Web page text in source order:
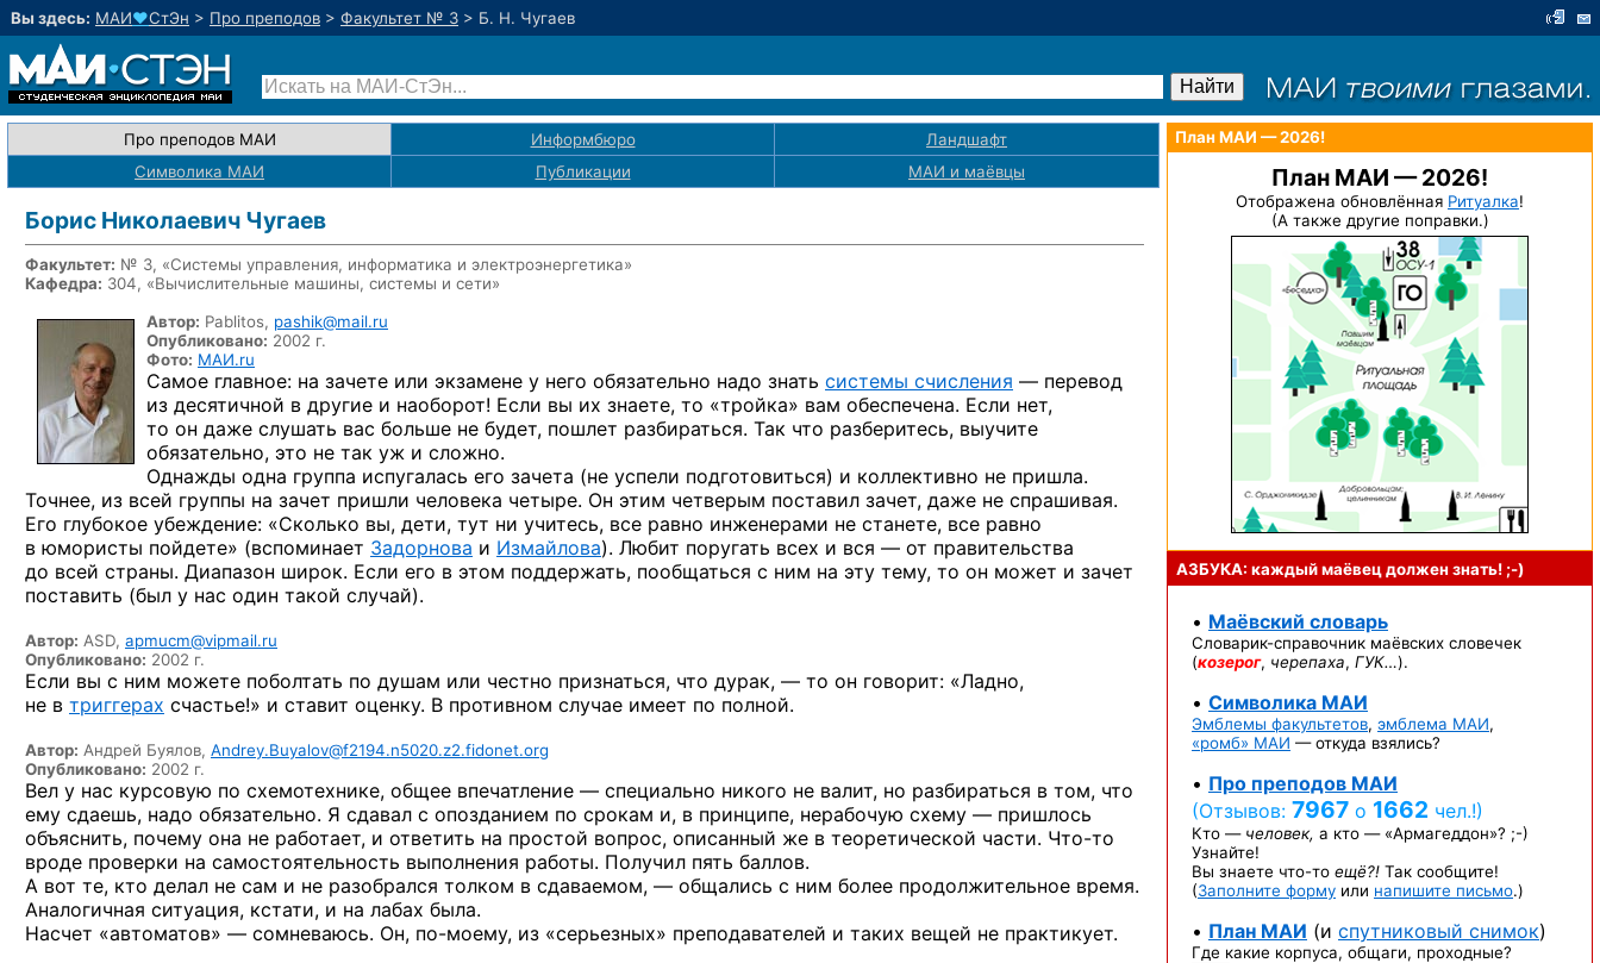
Вы здесь: МАИ♥СтЭн > Про преподов > Факультет № 3 > Б. Н. Чугаев
Про преподов МАИ Информбюро
Ландшафт
Символика МАИ
Публикации МАИ и маёвцы
Борис Николаевич Чугаев
Факультет: № 3, «Системы управления, информатика и электроэнергетика»
Кафедра: 304, «Вычислительные машины, системы и сети»
Автор: Pablitos, pashik@mail.ru
Опубликовано: 2002 г.
Фото: МАИ.ru
Самое главное: на зачете или экзамене у него обязательно надо знать системы счисления — перевод
из десятичной в другие и наоборот! Если вы их знаете, то «тройка» вам обеспечена. Если нет,
то он даже слушать вас больше не будет, пошлет разбираться. Так что разберитесь, выучите
обязательно, это не так уж и сложно.
Однажды одна группа испугалась его зачета (не успели подготовиться) и коллективно не пришла.
Точнее, из всей группы на зачет пришли человека четыре. Он этим четверым поставил зачет, даже не спрашивая.
Его глубокое убеждение: «Сколько вы, дети, тут ни учитесь, все равно инженерами не станете, все равно
в юмористы пойдете» (вспоминает Задорнова и Измайлова). Любит поругать всех и вся — от правительства
до всей страны. Диапазон широк. Если его в этом поддержать, пообщаться с ним на эту тему, то он может и зачет
поставить (был у нас один такой случай).
Автор: ASD, apmucm@vipmail.ru
Опубликовано: 2002 г.
Если вы с ним можете поболтать по душам или честно признаться, что дурак, — то он говорит: «Ладно,
не в триггерах счастье!» и ставит оценку. В противном случае имеет по полной.
Автор: Андрей Буялов, Andrey.Buyalov@f2194.n5020.z2.fidonet.org
Опубликовано: 2002 г.
Вел у нас курсовую по схемотехнике, общее впечатление — специально никого не валит, но разбираться в том, что
ему сдаешь, надо обязательно. Я сдавал с опозданием по срокам и, в принципе, нерабочую схему — пришлось
объяснить, почему она не работает, и ответить на простой вопрос, описанный же в теоретической части. Что-то
вроде проверки на самостоятельность выполнения работы. Получил пять баллов.
А вот те, кто делал не сам и не разобрался толком в сдаваемом, — общались с ним более продолжительное время.
Аналогичная ситуация, кстати, и на лабах была.
Насчет «автоматов» — сомневаюсь. Он, по-моему, из «серьезных» преподавателей и таких вещей не практикует.
План МАИ — 2026!
План МАИ — 2026!
Отображена обновлённая Ритуалка!
(А также другие поправки.)
АЗБУКА: каждый маёвец должензнать! ;-)
• Маёвский словарь
Словарик-справочник маёвских словечек
(козерог, черепаха, ГУК…).
• Символика МАИ
Эмблемы факультетов, эмблема МАИ,
«ромб» МАИ — откуда взялись?
• Про преподов МАИ
(Отзывов: 7967 о 1662 чел.!)
Кто — человек, а кто — «Армагеддон»? ;-)
Узнайте!
Вы знаете что-то ещё?! Так сообщите!
(Заполните форму или напишите письмо.)
• План МАИ (и спутниковый снимок)
Где какие корпуса, общаги, проходные?